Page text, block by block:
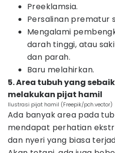
Preeklamsia.
Persalinan prematur
Mengalami
darah tinggi, atau
dan parah.
Baru melahirkan.
5. Area tubuh yang
melakukan pijat hamil
Ilustrasi pijat hamil (Freepik/pch.vector)
Ada banyak area pada
mendapat perhatian
dan nyeri yang biasa